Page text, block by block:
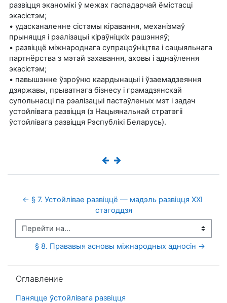
развіцця эканомікі ў межах гаспадарчай ёмістасці
экасістэм;
• удасканаленне сістэмы кіравання, механізмаў
прыняцця і рэалізацыі кіраўніцкіх рашэнняў;
• развіццё міжнароднага супрацоўніцтва і сацыяльнага
партнёрства з мэтай захавання, аховы і аднаўлення
экасістэм;
• павышэнне ўзроўню каардынацыі і ўзаемадзеяння
дзяржавы, прыватнага бізнесу і грамадзянскай
супольнасці па рэалізацыі пастаўленых мэт і задач
устойлівага развіцця (з Нацыянальнай стратэгіі
ўстойлівага развіцця Рэспублікі Беларусь).
← § 7. Устойлівае развіццё — мадэль развіцця ХХI
стагоддзя
Перейти на...
§ 8. Прававыя асновы міжнародных адносін →
Оглавление
Паняцце ўстойлівага развіцця